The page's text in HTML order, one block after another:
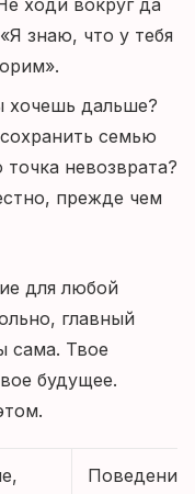
ходи вокруг да
знаю, что у тебя
хочешь дальше?
семью
точка невозврата?
прежде чем
для любой
главный
сама. Твое
будущее.
Поведение,